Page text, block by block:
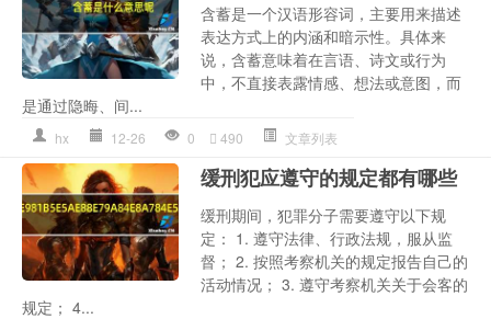
含蓄是一个汉语形容词，主要用来描述
表达方式上的内涵和暗示性。具体来
说，含蓄意味着在言语、诗文或行为
中，不直接表露情感、想法或意图，而
是通过隐晦、间...
hx 12-26 0 490 文章列表
缓刑犯应遵守的规定都有哪些
缓刑期间，犯罪分子需要遵守以下规
定： 1. 遵守法律、行政法规，服从监
督； 2. 按照考察机关的规定报告自己的
活动情况； 3. 遵守考察机关关于会客的
规定； 4...